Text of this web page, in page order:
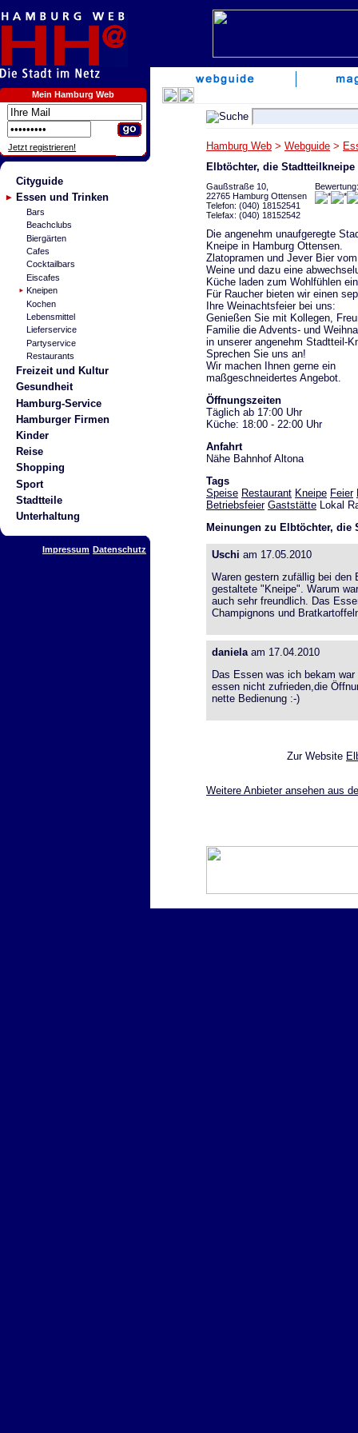
Mein Hamburg Web
Jetzt registrieren!
Cityguide
Essen und Trinken
Bars
Beachclubs
Biergärten
Cafes
Cocktailbars
Eiscafes
Kneipen
Kochen
Lebensmittel
Lieferservice
Partyservice
Restaurants
Freizeit und Kultur
Gesundheit
Hamburg-Service
Hamburger Firmen
Kinder
Reise
Shopping
Sport
Stadtteile
Unterhaltung
Impressum Datenschutz
Hamburg Web > Webguide >
Elbtöchter, die Stadtteilkneipe
Gaußstraße 10,
22765 Hamburg Ottensen
Telefon: (040) 18152541
Telefax: (040) 18152542
Bewertung:
Die angenehm unaufgeregte
Kneipe in Hamburg Ottensen.
Zlatopramen und Jever Bier
Weine und dazu eine
Küche laden zum Wohlfühlen
Für Raucher bieten wir einen
Ihre Weinachtsfeier bei uns:
Genießen Sie mit Kollegen,
Familie die Advents- und
in unserer angenehm Stadtteil-
Sprechen Sie uns an!
Wir machen Ihnen gerne ein
maßgeschneidertes Angebot.
Öffnungszeiten
Täglich ab 17:00 Uhr
Küche: 18:00 - 22:00 Uhr
Anfahrt
Nähe Bahnhof Altona
Tags
Speise Restaurant Kneipe Feier
Betriebsfeier Gaststätte Lokal
Meinungen zu Elbtöchter, die
Uschi am 17.05.2010
Waren gestern zufällig bei den
gestaltete "Kneipe". Warum
auch sehr freundlich. Das
Champignons und
danielaam 17.04.2010
Das Essen was ich bekam
essen nicht zufrieden,die
nette Bedienung :-)
Zur Website
Weitere Anbieter ansehen aus